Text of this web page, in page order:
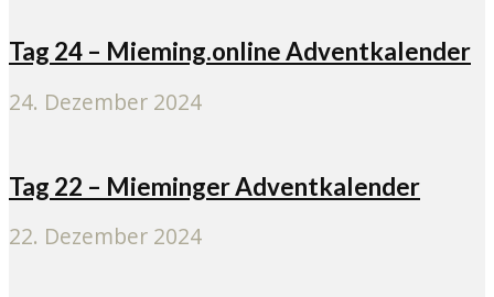
Tag 24 – Mieming.online Adventkalender
24. Dezember 2024
Tag 22 – Mieminger Adventkalender
22. Dezember 2024